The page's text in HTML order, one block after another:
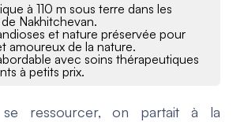
à 110 m sous terre dans les
Nakhitchevan.
et nature préservée pour
amoureux de la nature.
avec soins thérapeutiques
à petits prix.
ressourcer, on partait à la